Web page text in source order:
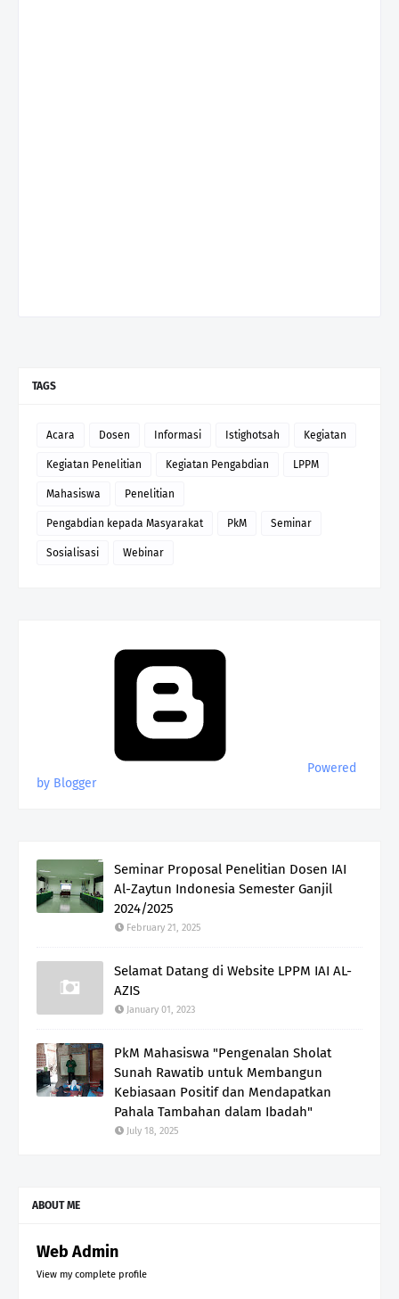
TAGS
Acara Dosen Informasi Istighotsah Kegiatan
Kegiatan Penelitian Kegiatan Pengabdian LPPM
Mahasiswa Penelitian
Pengabdian kepada Masyarakat PkM Seminar
Sosialisasi Webinar
Powered
by Blogger
Seminar Proposal Penelitian Dosen IAI
Al-Zaytun Indonesia Semester Ganjil
2024/2025
February 21, 2025
Selamat Datang di Website LPPM IAI AL-
AZIS
January 01, 2023
PkM Mahasiswa "Pengenalan Sholat
Sunah Rawatib untuk Membangun
Kebiasaan Positif dan Mendapatkan
Pahala Tambahan dalam Ibadah"
July 18, 2025
ABOUT ME
Web Admin
View my complete profile